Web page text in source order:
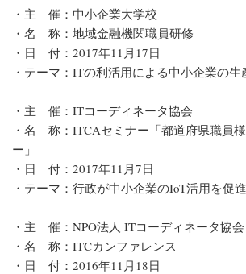
・主 催：中小企業大学校
・名 称：地域金融機関職員研修
・日 付：2017年11月17日
・テーマ：ITの利活用による中小企業の生
・主 催：ITコーディネータ協会
・名 称：ITCAセミナー「都道府県職員
ー」
・日 付：2017年11月7日
・テーマ：行政が中小企業のIoT活用を促
・主 催：NPO法人 ITコーディネータ協会
・名 称：ITCカンファレンス
・日 付：2016年11月18日